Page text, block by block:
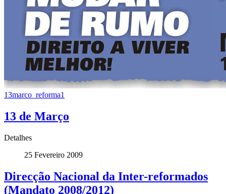
13marco_reforma1
13 de Março
Detalhes
25 Fevereiro 2009
Direcção Nacional da Inter-reformados
(Mandato 2008/2012)